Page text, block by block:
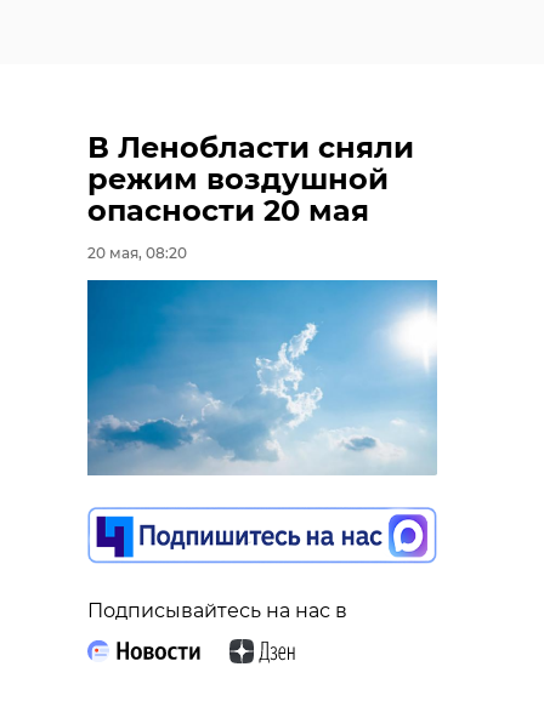
В Ленобласти сняли
режим воздушной
опасности 20 мая
20 мая, 08:20
Подписывайтесь на нас в